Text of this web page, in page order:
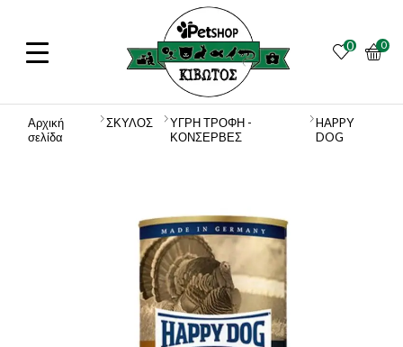
0 0
Αρχική
σελίδα
ΣΚΥΛΟΣ
ΥΓΡΗ ΤΡΟΦΗ -
ΚΟΝΣΕΡΒΕΣ
HAPPY
DOG